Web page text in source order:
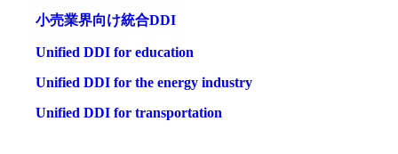
小売業界向け統合DDI
Unified DDI for education
Unified DDI for the energy industry
Unified DDI for transportation